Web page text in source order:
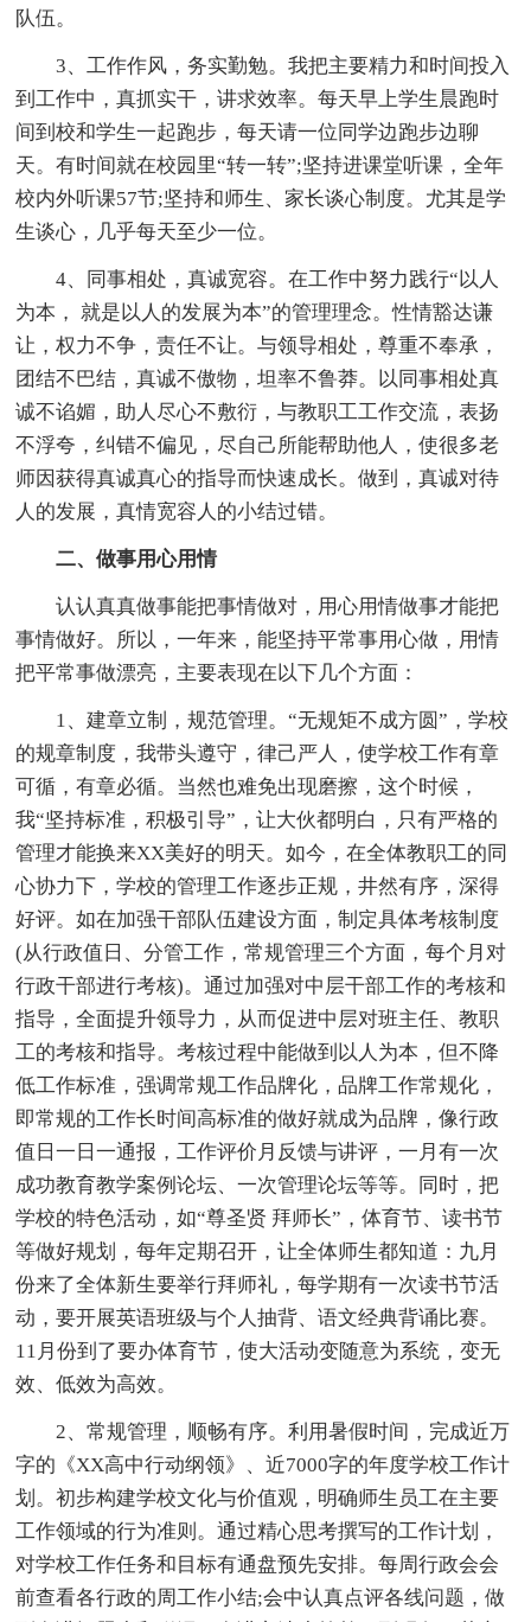
队伍。
3、工作作风，务实勤勉。我把主要精力和时间投入
到工作中，真抓实干，讲求效率。每天早上学生晨跑时
间到校和学生一起跑步，每天请一位同学边跑步边聊
天。有时间就在校园里“转一转”;坚持进课堂听课，全年
校内外听课57节;坚持和师生、家长谈心制度。尤其是学
生谈心，几乎每天至少一位。
4、同事相处，真诚宽容。在工作中努力践行“以人
为本， 就是以人的发展为本”的管理理念。性情豁达谦
让，权力不争，责任不让。与领导相处，尊重不奉承，
团结不巴结，真诚不傲物，坦率不鲁莽。以同事相处真
诚不谄媚，助人尽心不敷衍，与教职工工作交流，表扬
不浮夸，纠错不偏见，尽自己所能帮助他人，使很多老
师因获得真诚真心的指导而快速成长。做到，真诚对待
人的发展，真情宽容人的小结过错。
二、做事用心用情
认认真真做事能把事情做对，用心用情做事才能把
事情做好。所以，一年来，能坚持平常事用心做，用情
把平常事做漂亮，主要表现在以下几个方面：
1、建章立制，规范管理。“无规矩不成方圆”，学校
的规章制度，我带头遵守，律己严人，使学校工作有章
可循，有章必循。当然也难免出现磨擦，这个时候，
我“坚持标准，积极引导”，让大伙都明白，只有严格的
管理才能换来XX美好的明天。如今，在全体教职工的同
心协力下，学校的管理工作逐步正规，井然有序，深得
好评。如在加强干部队伍建设方面，制定具体考核制度
(从行政值日、分管工作，常规管理三个方面，每个月对
行政干部进行考核)。通过加强对中层干部工作的考核和
指导，全面提升领导力，从而促进中层对班主任、教职
工的考核和指导。考核过程中能做到以人为本，但不降
低工作标准，强调常规工作品牌化，品牌工作常规化，
即常规的工作长时间高标准的做好就成为品牌，像行政
值日一日一通报，工作评价月反馈与讲评，一月有一次
成功教育教学案例论坛、一次管理论坛等等。同时，把
学校的特色活动，如“尊圣贤 拜师长”，体育节、读书节
等做好规划，每年定期召开，让全体师生都知道：九月
份来了全体新生要举行拜师礼，每学期有一次读书节活
动，要开展英语班级与个人抽背、语文经典背诵比赛。
11月份到了要办体育节，使大活动变随意为系统，变无
效、低效为高效。
2、常规管理，顺畅有序。利用暑假时间，完成近万
字的《XX高中行动纲领》、近7000字的年度学校工作计
划。初步构建学校文化与价值观，明确师生员工在主要
工作领域的行为准则。通过精心思考撰写的工作计划，
对学校工作任务和目标有通盘预先安排。每周行政会会
前查看各行政的周工作小结;会中认真点评各线问题，做